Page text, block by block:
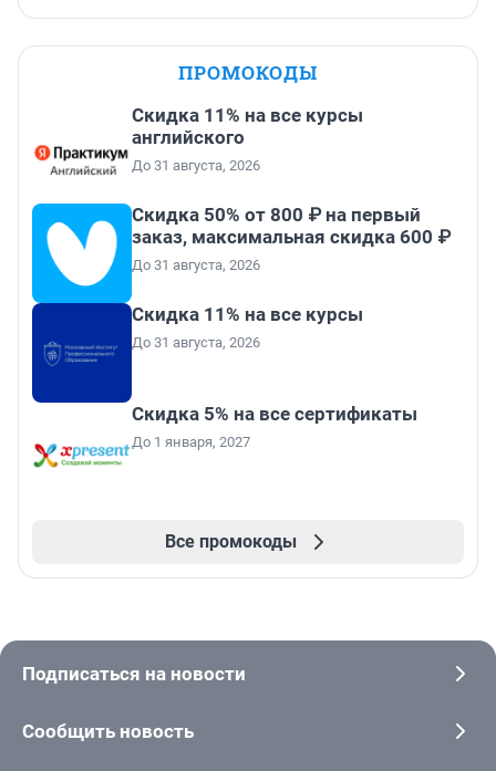
ПРОМОКОДЫ
Скидка 11% на все курсы
английского
До 31 августа, 2026
Скидка 50% от 800 ₽ на первый
заказ, максимальная скидка 600 ₽
До 31 августа, 2026
Скидка 11% на все курсы
До 31 августа, 2026
Скидка 5% на все сертификаты
До 1 января, 2027
Все промокоды
Подписаться на новости
Сообщить новость